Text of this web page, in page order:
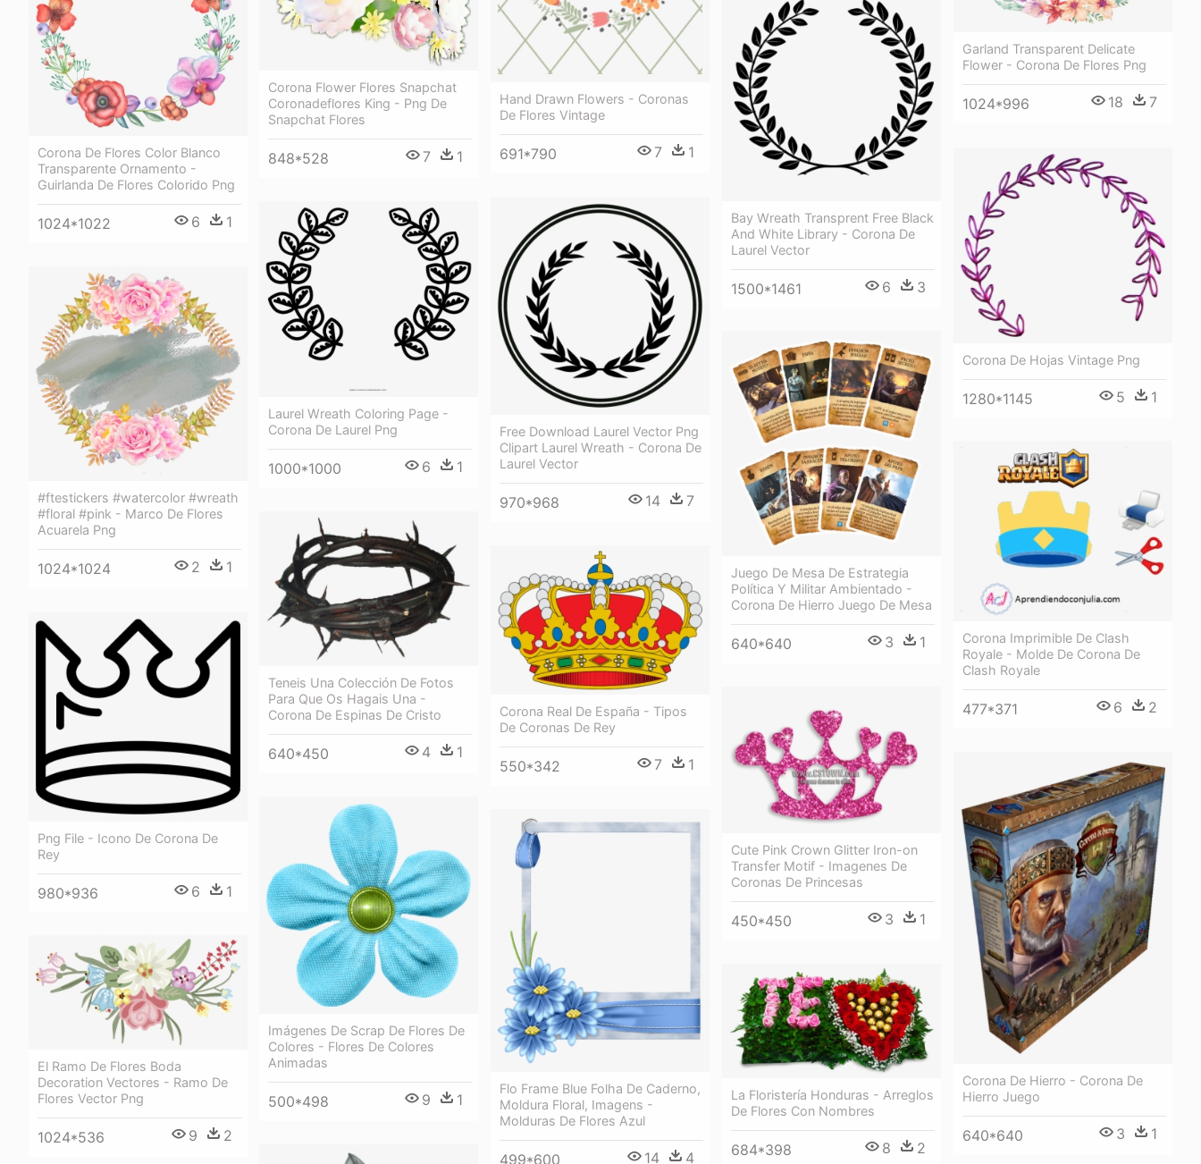
Garland Transparent Delicate
Flower - Corona De Flores Png
1024*996 18 7
Hand Drawn Flowers - Coronas
De Flores Vintage
691*790 7 1
Corona De Flores Color Blanco
Transparente Ornamento -
Guirlanda De Flores Colorido Png
1024*1022 6 1
Corona Flower Flores Snapchat
Coronadeflores King - Png De
Snapchat Flores
848*528 7 1
Bay Wreath Transprent Free Black
And White Library - Corona De
Laurel Vector
1500*1461 6 3
Corona De Hojas Vintage Png
1280*1145 5 1
Free Download Laurel Vector Png
Clipart Laurel Wreath - Corona De
Laurel Vector
970*968 14 7
Laurel Wreath Coloring Page -
Corona De Laurel Png
1000*1000 6 1
#ftestickers #watercolor #wreath
#floral #pink - Marco De Flores
Acuarela Png
1024*1024 2 1
Juego De Mesa De Estrategia
Política Y Militar Ambientado -
Corona De Hierro Juego De Mesa
640*640 3 1
Corona Imprimible De Clash
Royale - Molde De Corona De
Clash Royale
477*371 6 2
Teneis Una Colección De Fotos
Para Que Os Hagais Una -
Corona De Espinas De Cristo
640*450 4 1
Corona Real De España - Tipos
De Coronas De Rey
550*342 7 1
Png File - Icono De Corona De
Rey
980*936 6 1
Cute Pink Crown Glitter Iron-on
Transfer Motif - Imagenes De
Coronas De Princesas
450*450 3 1
Corona De Hierro - Corona De
Hierro Juego
640*640 3 1
Imágenes De Scrap De Flores De
Colores - Flores De Colores
Animadas
500*498 9 1
Flo Frame Blue Folha De Caderno,
Moldura Floral, Imagens -
Molduras De Flores Azul
499*600 14 4
El Ramo De Flores Boda
Decoration Vectores - Ramo De
Flores Vector Png
1024*536 9 2
La Floristería Honduras - Arreglos
De Flores Con Nombres
684*398 8 2